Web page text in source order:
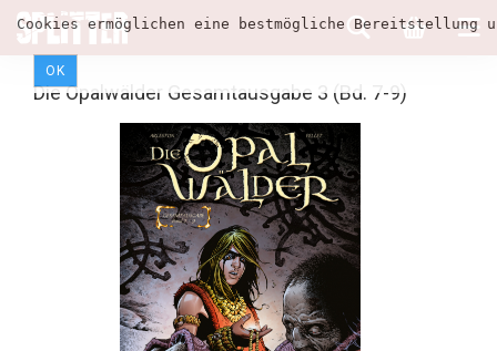
Cookies ermöglichen eine bestmögliche
OK
Die Opalwälder Gesamtausgabe 3 (Bd. 7-9)